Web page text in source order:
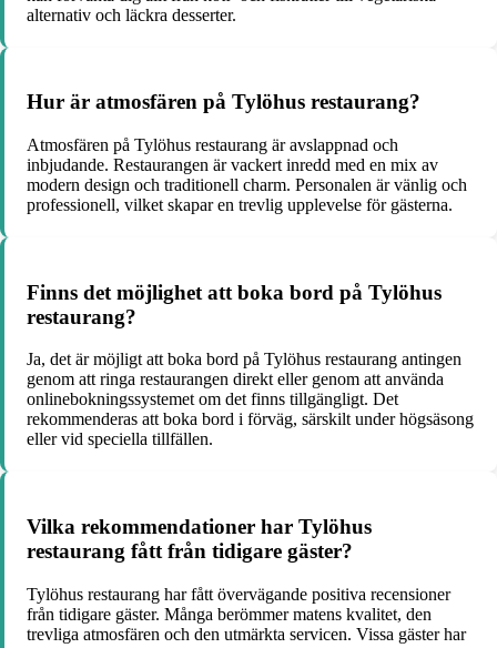
alternativ och läckra desserter.
Hur är atmosfären på Tylöhus restaurang?
Atmosfären på Tylöhus restaurang är avslappnad och
inbjudande. Restaurangen är vackert inredd med en mix av
modern design och traditionell charm. Personalen är vänlig och
professionell, vilket skapar en trevlig upplevelse för gästerna.
Finns det möjlighet att boka bord på Tylöhus
restaurang?
Ja, det är möjligt att boka bord på Tylöhus restaurang antingen
genom att ringa restaurangen direkt eller genom att använda
onlinebokningssystemet om det finns tillgängligt. Det
rekommenderas att boka bord i förväg, särskilt under högsäsong
eller vid speciella tillfällen.
Vilka rekommendationer har Tylöhus
restaurang fått från tidigare gäster?
Tylöhus restaurang har fått övervägande positiva recensioner
från tidigare gäster. Många berömmer matens kvalitet, den
trevliga atmosfären och den utmärkta servicen. Vissa gäster har